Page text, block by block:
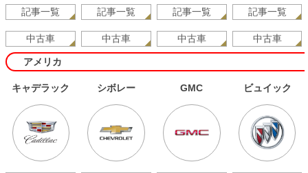
記事一覧
中古車
記事一覧
中古車
記事一覧
中古車
記事一覧
中古車
アメリカ
キャデラック シボレー GMC ビュイック